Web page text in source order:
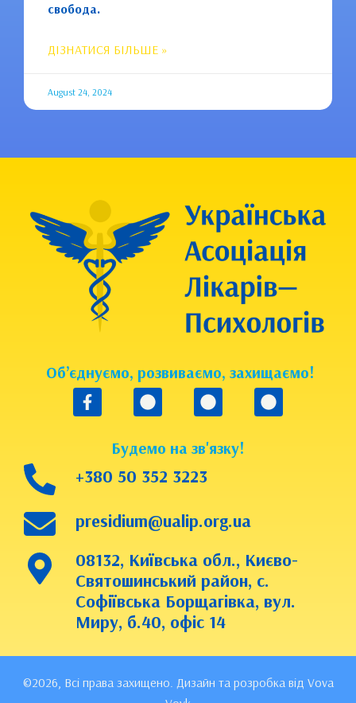
свобода.
ДІЗНАТИСЯ БІЛЬШЕ »
August 24, 2024
Об’єднуємо, розвиваємо, захищаємо!
Будемо на зв'язку!
+380 50 352 3223
presidium@ualip.org.ua
08132, Київська обл., Києво-
Святошинський район, с.
Софіївська Борщагівка, вул.
Миру, б.40, офіс 14
©2026, Всі права захищено. Дизайн та розробка від Vova